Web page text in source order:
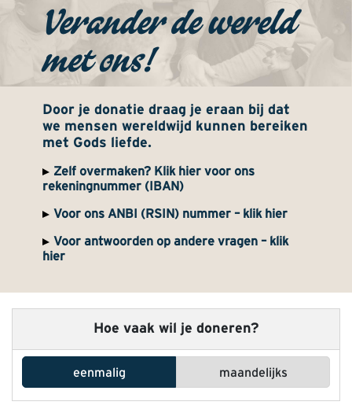
Verander de wereld
met ons!
Door je donatie draag je eraan bij dat
we mensen wereldwijd kunnen bereiken
met Gods liefde.
Zelf overmaken? Klik hier voor ons
rekeningnummer (IBAN)
Voor ons ANBI (RSIN) nummer – klik hier
Voor antwoorden op andere vragen – klik
hier
Hoe vaak wil je doneren?
eenmalig maandelijks